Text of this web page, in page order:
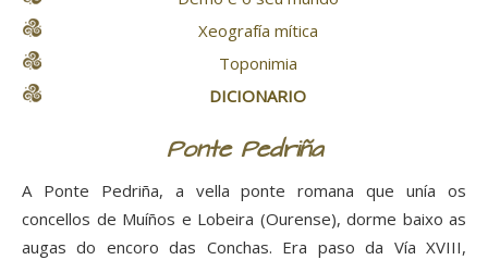
Xeografía mítica
Toponimia
DICIONARIO
Ponte Pedriña
A Ponte Pedriña, a vella ponte romana que unía os
concellos de Muíños e Lobeira (Ourense), dorme baixo as
augas do encoro das Conchas. Era paso da Vía XVIII,